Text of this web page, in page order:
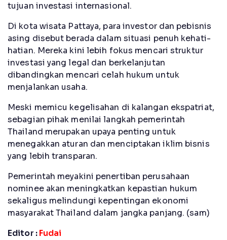
tujuan investasi internasional.
Di kota wisata Pattaya, para investor dan pebisnis
asing disebut berada dalam situasi penuh kehati-
hatian. Mereka kini lebih fokus mencari struktur
investasi yang legal dan berkelanjutan
dibandingkan mencari celah hukum untuk
menjalankan usaha.
Meski memicu kegelisahan di kalangan ekspatriat,
sebagian pihak menilai langkah pemerintah
Thailand merupakan upaya penting untuk
menegakkan aturan dan menciptakan iklim bisnis
yang lebih transparan.
Pemerintah meyakini penertiban perusahaan
nominee akan meningkatkan kepastian hukum
sekaligus melindungi kepentingan ekonomi
masyarakat Thailand dalam jangka panjang. (sam)
Editor :Fudai